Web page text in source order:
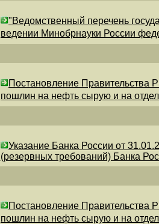
"Ведомственный перечень
ведении Минобрнауки России
Постановление Правительства
пошлин на нефть сырую и на
Указание Банка России от
(резервных требований) Банка
Постановление Правительства
пошлин на нефть сырую и на